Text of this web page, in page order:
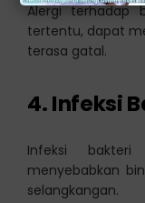
Alergi terhadap
tertentu, dapat
terasa gatal.
4. Infeksi
Infeksi
menyebabkan
selangkangan.